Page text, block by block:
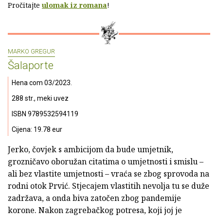
Pročitajte ulomak iz romana!
MARKO GREGUR
Šalaporte
Hena com 03/2023.
288 str., meki uvez
ISBN 9789532594119
Cijena: 19.78 eur
Jerko, čovjek s ambicijom da bude umjetnik,
grozničavo oboružan citatima o umjetnosti i smislu –
ali bez vlastite umjetnosti – vraća se zbog sprovoda na
rodni otok Prvić. Stjecajem vlastitih nevolja tu se duže
zadržava, a onda biva zatočen zbog pandemije
korone. Nakon zagrebačkog potresa, koji joj je